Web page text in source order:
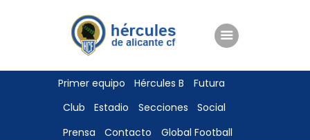
Primer equipo Hércules B
Futura
Club
Estadio Secciones
Social
Prensa
Contacto Global Football
ENTRADAS
TIENDA
HÉRCULESCF100